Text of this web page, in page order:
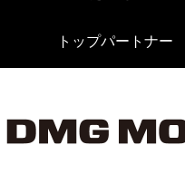
トップパートナー